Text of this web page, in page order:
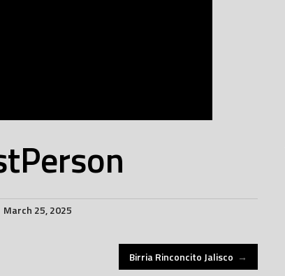
March 25, 2025
Birria Rinconcito Jalisco →